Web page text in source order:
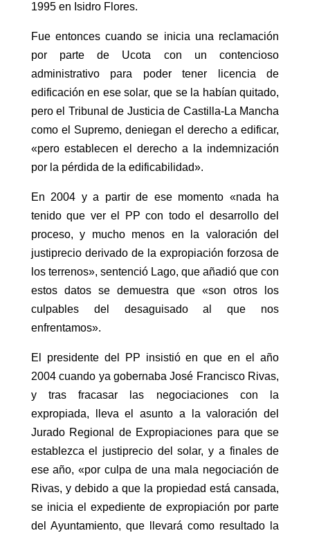
1995 en Isidro Flores.
Fue entonces cuando se inicia una reclamación
por parte de Ucota con un contencioso
administrativo para poder tener licencia de
edificación en ese solar, que se la habían quitado,
pero el Tribunal de Justicia de Castilla-La Mancha
como el Supremo, deniegan el derecho a edificar,
«pero establecen el derecho a la indemnización
por la pérdida de la edificabilidad».
En 2004 y a partir de ese momento «nada ha
tenido que ver el PP con todo el desarrollo del
proceso, y mucho menos en la valoración del
justiprecio derivado de la expropiación forzosa de
los terrenos», sentenció Lago, que añadió que con
estos datos se demuestra que «son otros los
culpables del desaguisado al que nos
enfrentamos».
El presidente del PP insistió en que en el año
2004 cuando ya gobernaba José Francisco Rivas,
y tras fracasar las negociaciones con la
expropiada, lleva el asunto a la valoración del
Jurado Regional de Expropiaciones para que se
establezca el justiprecio del solar, y a finales de
ese año, «por culpa de una mala negociación de
Rivas, y debido a que la propiedad está cansada,
se inicia el expediente de expropiación por parte
del Ayuntamiento, que llevará como resultado la